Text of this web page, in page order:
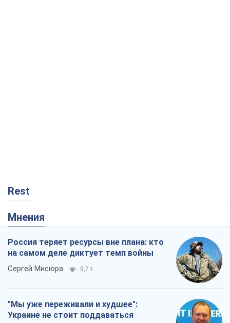
Rest
Мнения
Россия теряет ресурсы вне плана: кто
на самом деле диктует темп войны
Сергей Мисюра 8,7 т.
"Мы уже переживали и худшее":
Украине не стоит поддаваться